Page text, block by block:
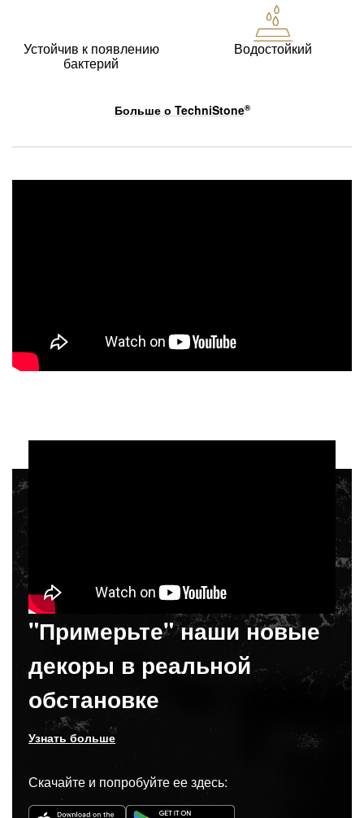
Устойчив к появлению
бактерий
Водостойкий
Больше о TechniStone®
"Примерьте" наши новые
декоры в реальной
обстановке
Узнать больше
Скачайте и попробуйте ее здесь: